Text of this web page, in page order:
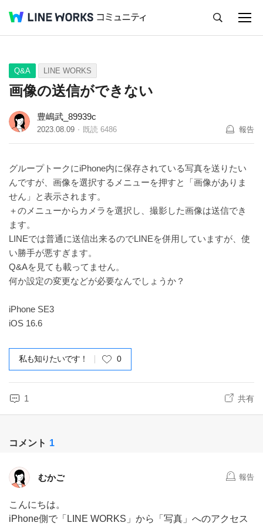
Q&A Tips Ideas
Q&A LINE WORKS
画像の送信ができない
豊嶋武_89939c
2023.08.09 既読 6486 報告
グループトークにiPhone内に保存されている写真を送りたい
んですが、画像を選択するメニューを押すと「画像がありま
せん」と表示されます。
＋のメニューからカメラを選択し、撮影した画像は送信でき
ます。
LINEでは普通に送信出来るのでLINEを併用していますが、使
い勝手が悪すぎます。
Q&Aを見ても載ってません。
何か設定の変更などが必要なんでしょうか？
iPhone SE3
iOS 16.6
私も知りたいです！ 0
1 共有
コメント 1
むかご 報告
こんにちは。
iPhone側で「LINE WORKS」から「写真」へのアクセス